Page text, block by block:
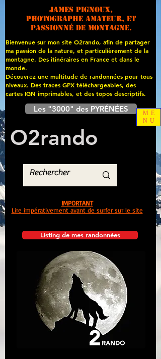
James PIGNOUX,
photographe amateur, et
passionné de montagne.
Bienvenue sur mon site O2rando, afin de partager
ma passion de la nature, et particulièrement de la
montagne. Des itinéraires en France et dans le
monde.
Découvrez une multitude de randonnées pour tous
niveaux. Des traces GPX téléchargeables, des
cartes IGN imprimables, et des topos descriptifs.
Les "3000" des PYRÉNÉES
O2rando
Listing de mes randonnées
IMPORTANT
Lire impérativement avant de surfer sur le site
ME
NU